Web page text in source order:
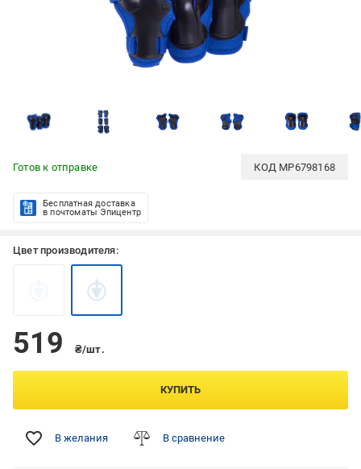
Готов к отправке КОД MP6798168
Бесплатная доставка
в почтоматы Эпицентр
Цвет производителя:
519 ₴/шт.
КУПИТЬ
В желания В сравнение